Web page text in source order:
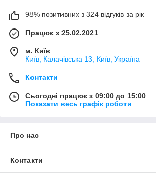
98% позитивних з 324 відгуків за рік
Працює з 25.02.2021
м. Київ
Київ, Калачівська 13, Київ, Україна
Контакти
Сьогодні працює з 09:00 до 15:00
Показати весь графік роботи
Про нас
Контакти